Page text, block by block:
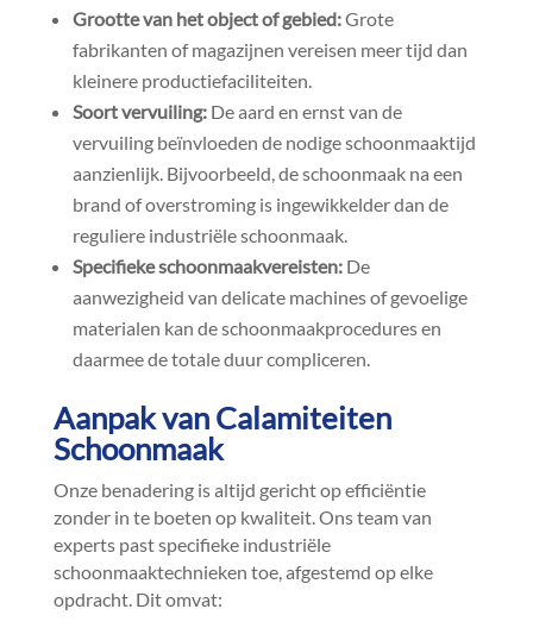
Grootte van het object of gebied:Grote
fabrikanten of magazijnen vereisen meer tijd dan
kleinere productiefaciliteiten.​
Soort vervuiling:De aard en ernst van de
vervuiling beïnvloeden de nodige schoonmaaktijd
aanzienlijk.​ Bijvoorbeeld, de schoonmaak na een
brand of overstroming is ingewikkelder dan de
reguliere industriële schoonmaak.​
Specifieke schoonmaakvereisten:De
aanwezigheid van delicate machines of gevoelige
materialen kan de schoonmaakprocedures en
daarmee de totale duur compliceren.​
Aanpak van Calamiteiten
Schoonmaak
Onze benadering is altijd gericht op efficiëntie
zonder in te boeten op kwaliteit.​ Ons team van
experts past specifieke industriële
schoonmaaktechnieken toe, afgestemd op elke
opdracht.​ Dit omvat: